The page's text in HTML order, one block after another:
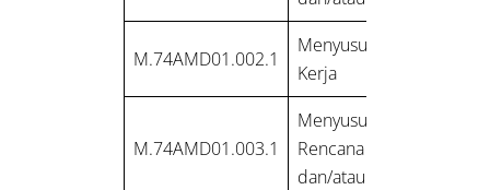
M.74AMD01.002.1
Menyusun Rencana
Kerja
M.74AMD01.003.1
Menyusun Deskripsi
Rencana Usaha
dan/atau Kegiatan